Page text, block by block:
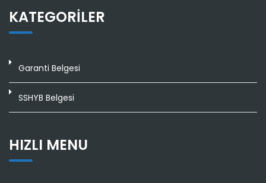
KATEGORILER
Garanti Belgesi
SSHYB Belgesi
HIZLI MENU